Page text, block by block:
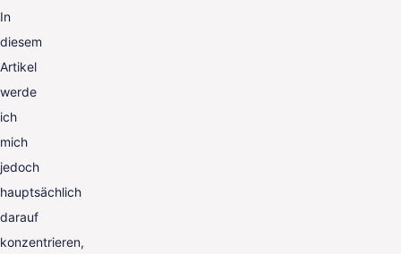
In
diesem
Artikel
werde
ich
mich
jedoch
hauptsächlich
darauf
konzentrieren,